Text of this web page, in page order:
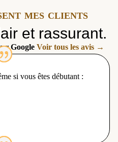
mes clients
et rassurant.
Google Voir tous les avis →
si vous êtes débutant :